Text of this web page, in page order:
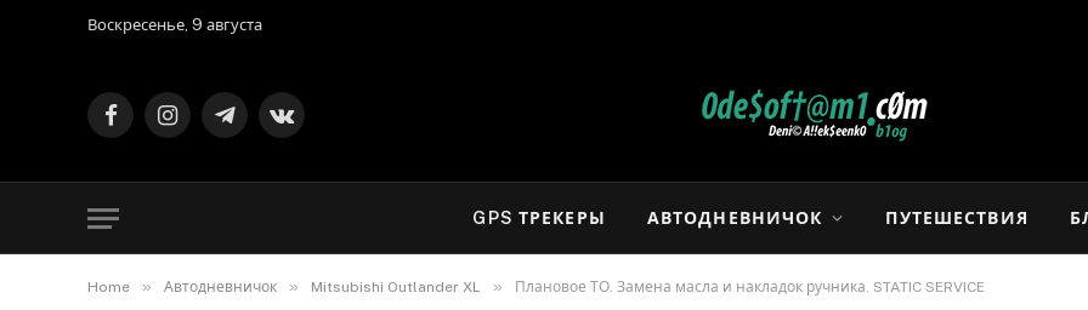
Воскресенье, 9 августа
FacebookInstagramTelegramVKontakte
GPS ТРЕКЕРЫ АВТОДНЕВНИЧОК ПУТЕШЕСТВИЯ
Home » Автодневничок » Mitsubishi Outlander XL » Плановое ТО. Замена масла и накладок ручника. STATIC SERVICE